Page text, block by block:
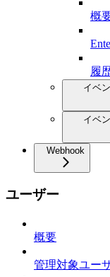
概
履
イベ
イベ
Webhook
ユーザー
概要
管理対象ユー